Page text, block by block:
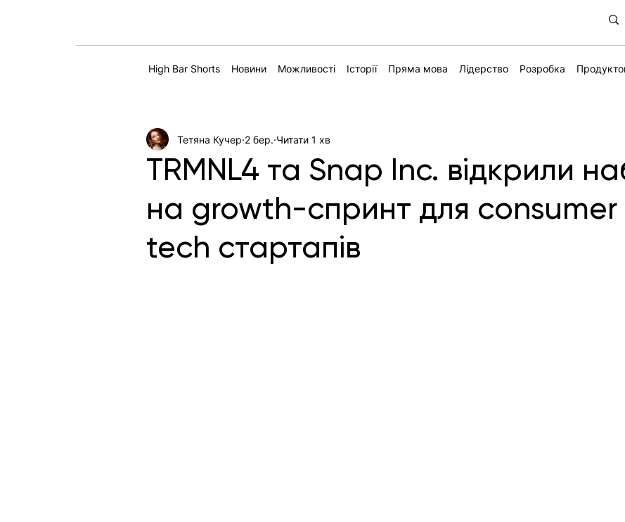
High Bar Shorts Новини Можливості Історії Пряма мова Лідерство Розробка
TRMNL4 та Snap Inc. відкрили
на growth-спринт для consumer
tech стартапів
Тетяна Кучер 2 бер. Читати 1 хв